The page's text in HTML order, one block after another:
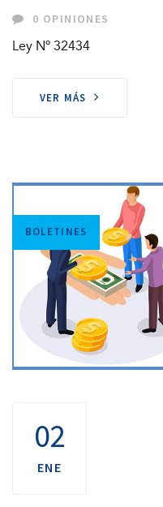
0 OPINIONES
Ley Nº 32434
VER MÁS
Tags
BOLETINES
02
ENE